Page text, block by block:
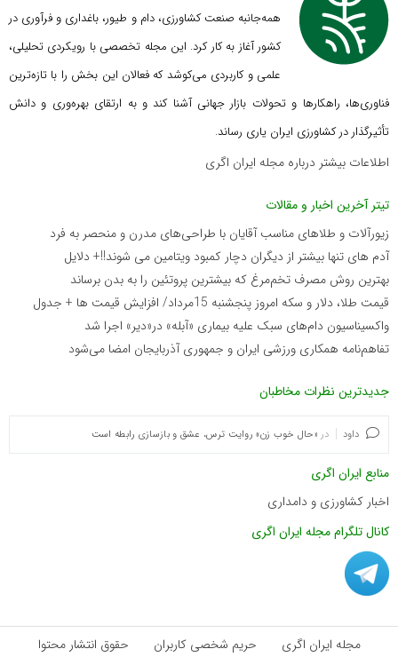
همه‌جانبه صنعت کشاورزی، دام و طیور، باغداری و فرآوری در
کشور آغاز به کار کرد. این مجله تخصصی با رویکردی تحلیلی،
علمی و کاربردی می‌کوشد که فعالان این بخش را با تازه‌ترین
فناوری‌ها، راهکارها و تحولات بازار جهانی آشنا کند و به ارتقای بهره‌وری و دانش
تأثیرگذار در کشاورزی ایران یاری رساند.
اطلاعات بیشتر درباره مجله ایران اگری
تیتر آخرین اخبار و مقالات
زیورآلات و طلاهای مناسب آقایان با طراحی‌های مدرن و منحصر به فرد
آدم های تنها بیشتر از دیگران دچار کمبود ویتامین می شوند!!+ دلایل
بهترین روش مصرف تخم‌مرغ که بیشترین پروتئین را به بدن برساند
قیمت طلا، دلار و سکه امروز پنجشنبه 15مرداد/ افزایش قیمت ها + جدول
واکسیناسیون دام‌های سبک علیه بیماری «آبله» در«دیر» اجرا شد
تفاهم‌نامه همکاری ورزشی ایران و جمهوری آذربایجان امضا می‌شود
جدیدترین نظرات مخاطبان
داود در «حال خوب زن» روایت ترس، عشق و بازسازی رابطه است
منابع ایران اگری
اخبار کشاورزی و دامداری
کانال تلگرام مجله ایران اگری
مجله ایران اگری حریم شخصی کاربران حقوق انتشار محتوا